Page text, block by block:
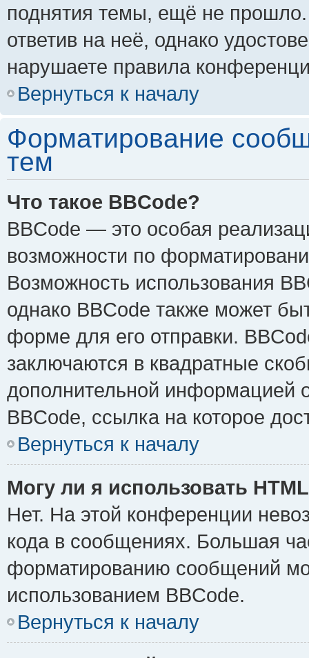
поднятия темы, ещё не
ответив на неё, однако
нарушаете правила
Вернуться к началу
Форматирование
тем
Что такое BBCode?
BBCode — это особая
возможности по
Возможность использования
однако BBCode также может
форме для его отправки.
заключаются в квадратные
дополнительной информацией
BBCode, ссылка на которое
Вернуться к началу
Могу ли я использовать
Нет. На этой конференции
кода в сообщениях. Большая
форматированию сообщений
использованием BBCode.
Вернуться к началу